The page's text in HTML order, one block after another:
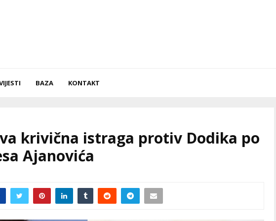
BAZA KONTAKT
krivična istraga protiv Dodika po
Ajanovića